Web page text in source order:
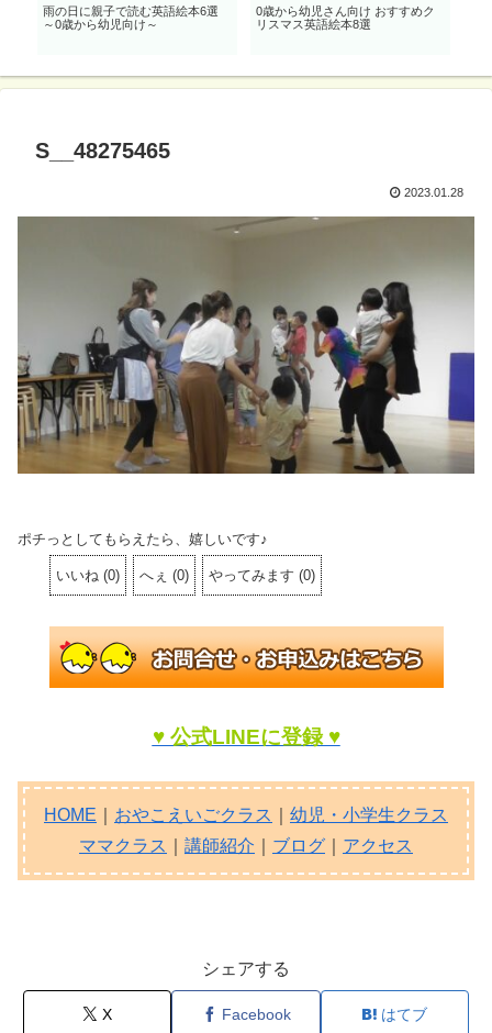
雨の日に親子で読む英語絵本6選
～0歳から幼児向け～
0歳から幼児さん向け おすすめク
リスマス英語絵本8選
S__48275465
2023.01.28
ポチっとしてもらえたら、嬉しいです♪
いいね (0) へぇ (0) やってみます (0)
♥ 公式LINEに登録 ♥
HOME おやこえいごクラス
幼児・小学生クラス
ママクラス
講師紹介 ブログ アクセス
シェアする
X Facebook はてブ